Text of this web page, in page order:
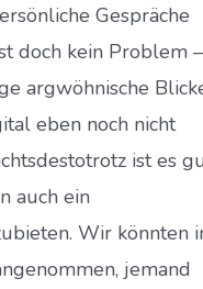
Gespräche
doch kein Problem –
argwöhnische
eben noch nicht
ist es
auch ein
Wir könnten
jemand